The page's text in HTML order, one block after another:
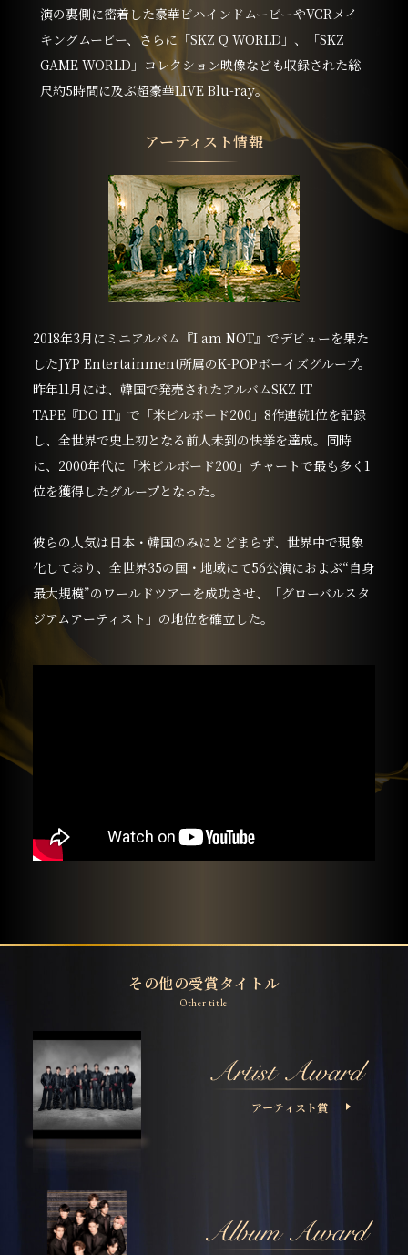
演の裏側に密着した豪華ビハインドムービーやVCRメイ
キングムービー、さらに「SKZ Q WORLD」、「SKZ
GAME WORLD」コレクション映像なども収録された総
尺約5時間に及ぶ超豪華LIVE Blu-ray。
アーティスト情報
2018年3月にミニアルバム『I am NOT』でデビューを果た
したJYP Entertainment所属のK-POPボーイズグループ。
昨年11月には、韓国で発売されたアルバムSKZ IT
TAPE『DO IT』で「米ビルボード200」8作連続1位を記録
し、全世界で史上初となる前人未到の快挙を達成。同時
に、2000年代に「米ビルボード200」チャートで最も多く1
位を獲得したグループとなった。
彼らの人気は日本・韓国のみにとどまらず、世界中で現象
化しており、全世界35の国・地域にて56公演におよぶ“自身
最大規模”のワールドツアーを成功させ、「グローバルスタ
ジアムアーティスト」の地位を確立した。
その他の受賞タイトル
Other title
アーティスト賞